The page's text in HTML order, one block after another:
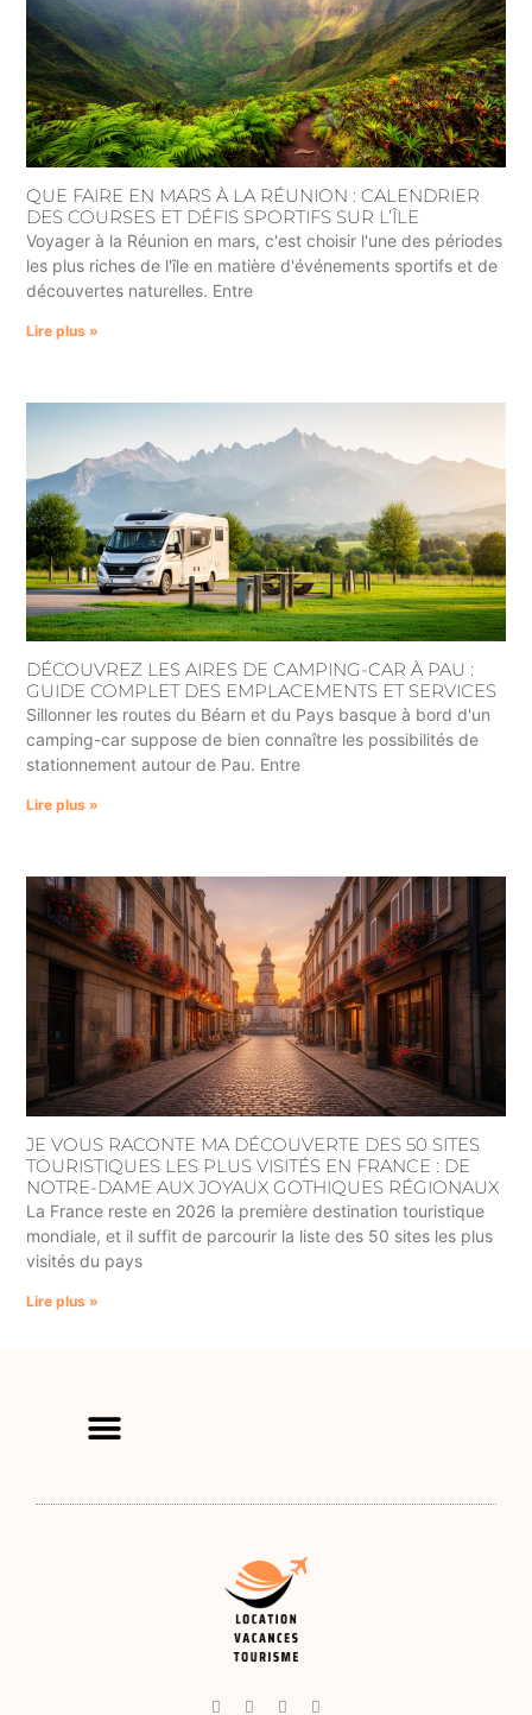
QUE FAIRE EN MARS À LA RÉUNION : CALENDRIER
DES COURSES ET DÉFIS SPORTIFS SUR L’ÎLE
Voyager à la Réunion en mars, c'est choisir l'une des périodes
les plus riches de l'île en matière d'événements sportifs et de
découvertes naturelles. Entre
Lire plus »
DÉCOUVREZ LES AIRES DE CAMPING-CAR À PAU :
GUIDE COMPLET DES EMPLACEMENTS ET SERVICES
Sillonner les routes du Béarn et du Pays basque à bord d'un
camping-car suppose de bien connaître les possibilités de
stationnement autour de Pau. Entre
Lire plus »
JE VOUS RACONTE MA DÉCOUVERTE DES 50 SITES
TOURISTIQUES LES PLUS VISITÉS EN FRANCE : DE
NOTRE-DAME AUX JOYAUX GOTHIQUES RÉGIONAUX
La France reste en 2026 la première destination touristique
mondiale, et il suffit de parcourir la liste des 50 sites les plus
visités du pays
Lire plus »